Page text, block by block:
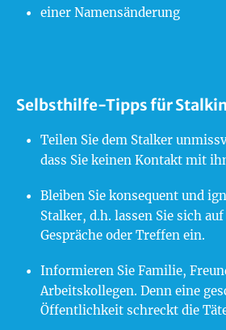
einer Namensänderung
Selbsthilfe-Tipps für
Teilen Sie dem Stalker
dass Sie keinen Kontakt mit
Bleiben Sie konsequent und
Stalker, d.h. lassen Sie sich
Gespräche oder Treffen ein.
Informieren Sie Familie,
Arbeitskollegen. Denn eine
Öffentlichkeit schreckt die